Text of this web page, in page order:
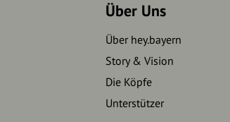
Über Uns
Über hey.bayern
Story & Vision
Die Köpfe
Unterstützer